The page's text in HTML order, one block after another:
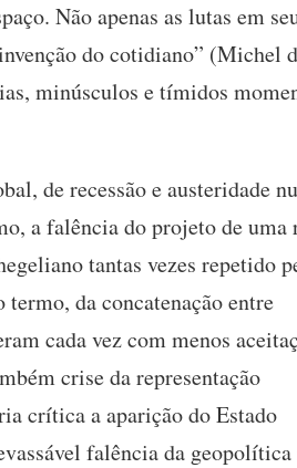
Não apenas as lutas em
do cotidiano” (Michel
minúsculos e tímidos
de recessão e austeridade
a falência do projeto de uma
tantas vezes repetido
termo, da concatenação entre
cada vez com menos
crise da representação
crítica a aparição do Estado
falência da geopolítica